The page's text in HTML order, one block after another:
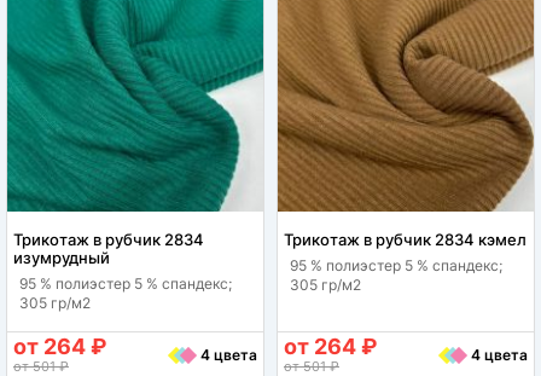
Трикотаж в рубчик 2834
изумрудный
95 % полиэстер 5 % спандекс;
305 гр/м2
от 264 ₽
от 501 ₽
4 цвета
Трикотаж в рубчик 2834 кэмел
95 % полиэстер 5 % спандекс;
305 гр/м2
от 264 ₽
от 501 ₽
4 цвета